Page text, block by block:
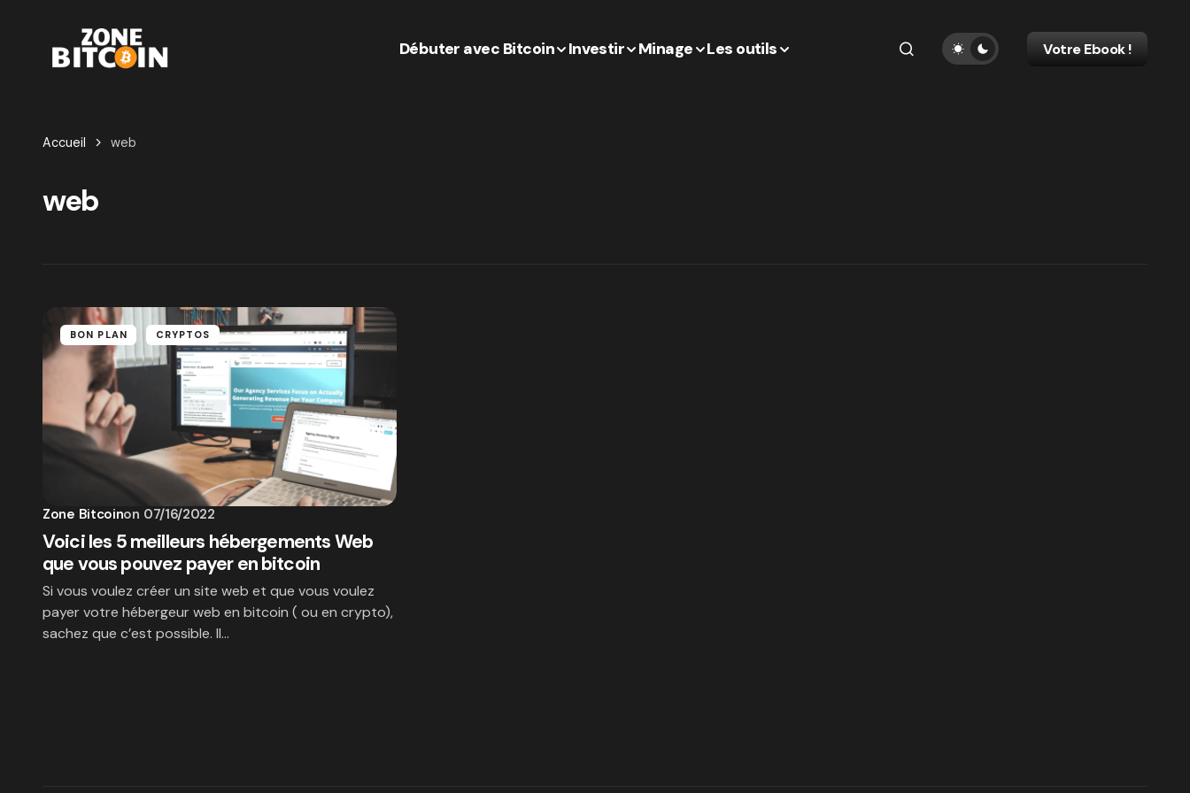
Débuter avec Bitcoin Investir Minage Les outils Votre Ebook !
Accueil web
web
BON PLAN CRYPTOS
Zone Bitcoinon 07/16/2022
Voici les 5 meilleurs hébergements Web
que vous pouvez payer en bitcoin
Si vous voulez créer un site web et que vous voulez
payer votre hébergeur web en bitcoin ( ou en crypto),
sachez que c’est possible. Il…